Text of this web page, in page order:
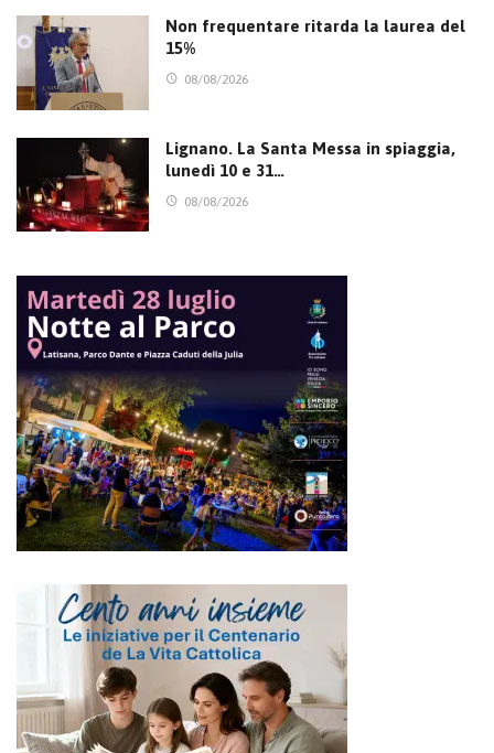
Non frequentare ritarda la laurea del
15%
08/08/2026
Lignano. La Santa Messa in spiaggia,
lunedì 10 e 31…
08/08/2026